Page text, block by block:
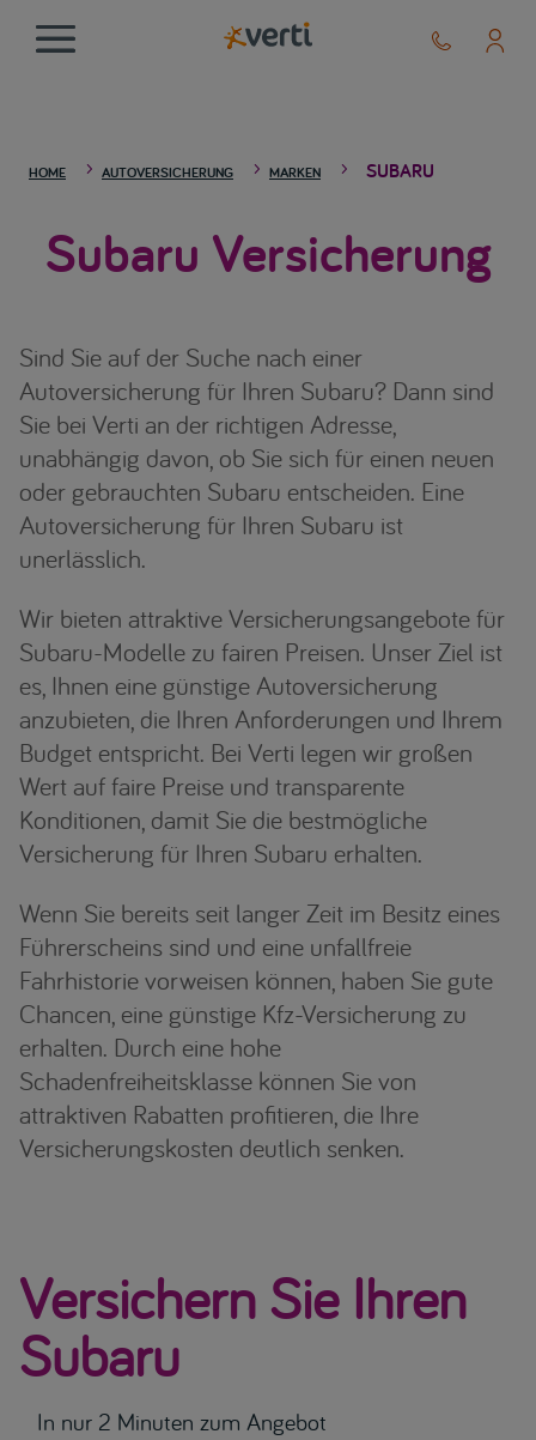
HOME 5 AUTOVERSICHERUNG 5 MARKEN 5 SUBARU
Subaru Versicherung
Sind Sie auf der Suche nach einer
Autoversicherung für Ihren Subaru? Dann sind
Sie bei Verti an der richtigen Adresse,
unabhängig davon, ob Sie sich für einen neuen
oder gebrauchten Subaru entscheiden. Eine
Autoversicherung für Ihren Subaru ist
unerlässlich.
Wir bieten attraktive Versicherungsangebote für
Subaru-Modelle zu fairen Preisen. Unser Ziel ist
es, Ihnen eine günstige Autoversicherung
anzubieten, die Ihren Anforderungen und Ihrem
Budget entspricht. Bei Verti legen wir großen
Wert auf faire Preise und transparente
Konditionen, damit Sie die bestmögliche
Versicherung für Ihren Subaru erhalten.
Wenn Sie bereits seit langer Zeit im Besitz eines
Führerscheins sind und eine unfallfreie
Fahrhistorie vorweisen können, haben Sie gute
Chancen, eine günstige Kfz-Versicherung zu
erhalten. Durch eine hohe
Schadenfreiheitsklasse können Sie von
attraktiven Rabatten profitieren, die Ihre
Versicherungskosten deutlich senken.
Versichern Sie Ihren
Subaru
In nur 2 Minuten zum Angebot